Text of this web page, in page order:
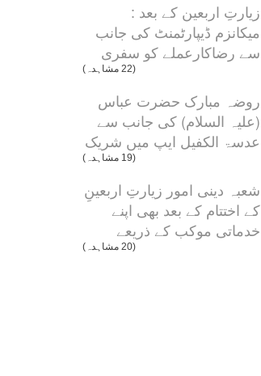
زیارتِ اربعین کے بعد :
میکانزم ڈیپارٹمنٹ کی جانب
سے رضاکارعملے کو سفری
(22 مشاہدہ)
روضہ مبارک حضرت عباس
(علیہ السلام) کی جانب سے
عدسۃ الکفیل ایپ میں شریک
(19 مشاہدہ)
شعبہ دینی امور زیارتِ اربعینِ
کے اختتام کے بعد بھی اپنے
خدماتی موکب کے ذریعے
(20 مشاہدہ)